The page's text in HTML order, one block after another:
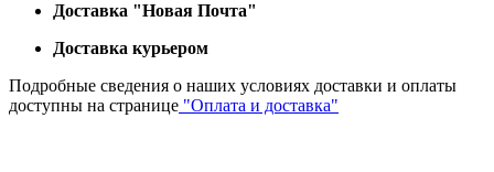
Доставка "Новая Почта"
Доставка курьером
Подробные сведения о наших условиях доставки и оплаты
доступны на странице "Оплата и доставка"